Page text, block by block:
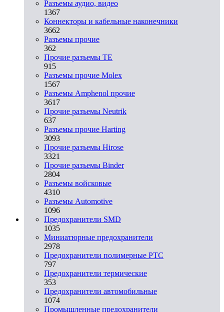
Разъeмы аудио, видео
1367
Коннекторы и кабельные наконечники
3662
Разъeмы прочие
362
Прочие разъемы TE
915
Разъемы прочие Molex
1567
Разъемы Amphenol прочие
3617
Прочие разъемы Neutrik
637
Разъемы прочие Harting
3093
Прочие разъемы Hirose
3321
Прочие разъемы Binder
2804
Разъемы войсковые
4310
Разъeмы Automotive
1096
Предохранители SMD
1035
Миниатюрные предохранители
2978
Предохранители полимерные PTC
797
Предохранители термические
353
Предохранители автомобильные
1074
Промышленные предохранители